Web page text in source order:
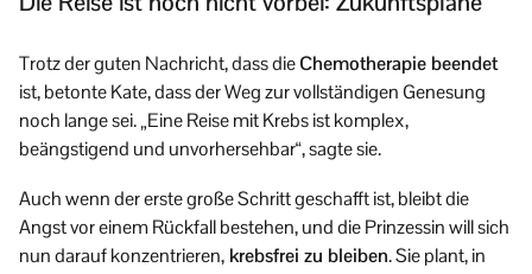
Trotz der guten Nachricht, dass dieChemotherapie beendet
ist, betonte Kate, dass der Weg zur vollständigen Genesung
noch lange sei. „Eine Reise mit Krebs ist komplex,
beängstigend und unvorhersehbar“, sagte sie.
Auch wenn der erste große Schritt geschafft ist, bleibt die
Angst vor einem Rückfall bestehen, und die Prinzessin will sich
nun darauf konzentrieren, krebsfrei zu bleiben. Sie plant, in